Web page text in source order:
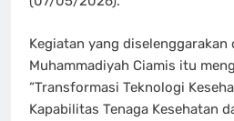
Kegiatan yang diselenggarakan
Muhammadiyah Ciamis itu
“Transformasi Teknologi
Kapabilitas Tenaga Kesehatan